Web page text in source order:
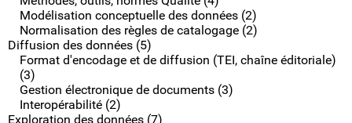
Modélisation conceptuelle des données (2)
Normalisation des règles de catalogage (2)
Diffusion des données (5)
Format d'encodage et de diffusion (TEI, chaîne éditoriale)
(3)
Gestion électronique de documents (3)
Interopérabilité (2)
Exploration des données (7)